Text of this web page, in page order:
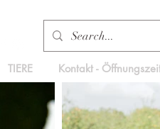
TIERE Kontakt -